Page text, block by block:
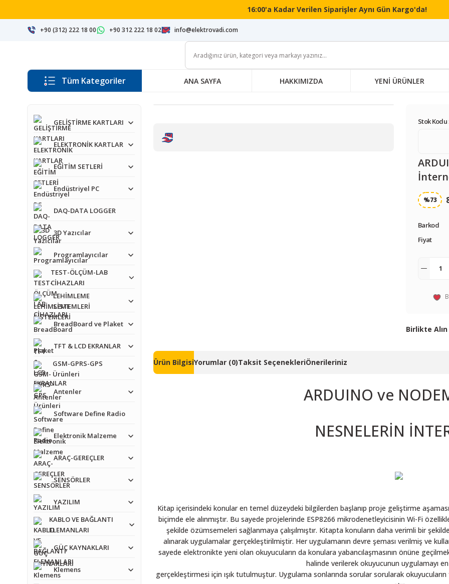
16:00'a Kadar Verilen Siparişler Aynı Gün Kargo'da!
+90 (312) 222 18 00 +90 312 222 18 02 info@elektrovadi.com
Tüm Kategoriler ANA SAYFA HAKKIMIZDA YENİ ÜRÜNLER
GELİŞTİRME KARTLARI
ELEKTRONİK KARTLAR
EĞİTİM SETLERİ
Endüstriyel PC
DAQ-DATA LOGGER
3D Yazıcılar
Programlayıcılar
TEST-ÖLÇÜM-LAB
CİHAZLARI
LEHİMLEME
SİSTEMLERİ
BreadBoard ve Plaket
TFT & LCD EKRANLAR
GSM-GPRS-GPS
Ürünleri
Antenler
Software Define Radio
Elektronik Malzeme
ARAÇ-GEREÇLER
SENSÖRLER
YAZILIM
KABLO VE BAĞLANTI
ELEMANLARI
GÜÇ KAYNAKLARI
Klemens
Stok Kodu :
%73
Barkod
Fiyat
Birlikte Alın
Ürün BilgisiYorumlar (0)Taksit SeçenekleriÖnerileriniz
ARDUINO ve
NESNELERİN
Kitap içerisindeki konular en temel düzeydeki bilgilerden baş­lanıp proje geliş­tirme
biçimde ele alınmış­tır. Bu sayede projelerinde ESP8266 mikrodenetleyicisinin Wi-Fi
şekilde özümsemeleri sağlanmaya çalış­ılmış­tır. Kitapta konuların daha verimli bir
alınarak uygulamalar gerçekleş­tirilmiş­tir. Her uygulamanın devre ­şeması verilmi­ş ve
sayede elektronikte yeni olan okuyucuların da konulara yabancıla­şmasının önüne
halinde verilerek okuyucunun uygulamayı
gerçekle­ştirmesi için ış­ık tutulmuş­tur. Uygulama sonlarında sorular sorularak okuyucuların